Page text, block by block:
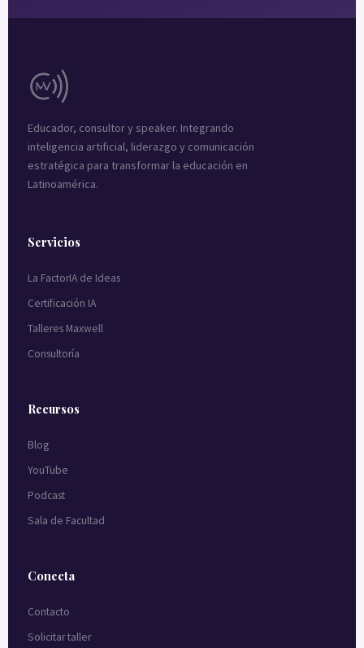
Educador, consultor y speaker. Integrando
inteligencia artificial, liderazgo y comunicación
estratégica para transformar la educación en
Latinoamérica.
Servicios
La FactorIA de Ideas
Certificación IA
Talleres Maxwell
Consultoría
Recursos
Blog
YouTube
Podcast
Sala de Facultad
Conecta
Contacto
Solicitar taller